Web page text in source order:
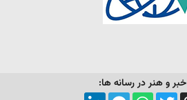
خبر و هنر در رسانه ها: